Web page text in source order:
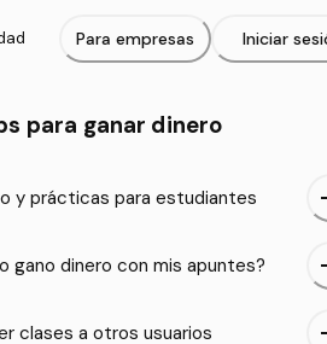
para ganar dinero
y prácticas para estudiantes
gano dinero con mis apuntes?
clases a otros usuarios
Para empresas Iniciar